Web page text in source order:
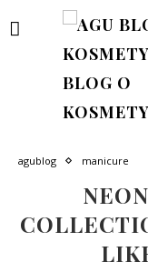
agublog manicure